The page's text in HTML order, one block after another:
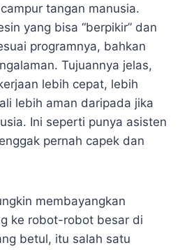
tangan manusia.
yang bisa “berpikir” dan
programnya, bahkan
Tujuannya jelas,
lebih cepat, lebih
lebih aman daripada jika
Ini seperti punya asisten
pernah capek dan
membayangkan
ke robot-robot besar di
betul, itu salah satu